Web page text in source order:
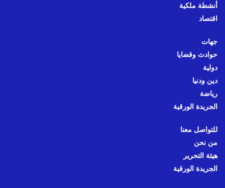
أنشطة ملكية
اقتصاد
جهات
حوادث وقضايا
دولية
دين ودنيا
رياضة
الجريدة الورقية
للتواصل معنا
من نحن
هيئة التحرير
الجريدة الورقية